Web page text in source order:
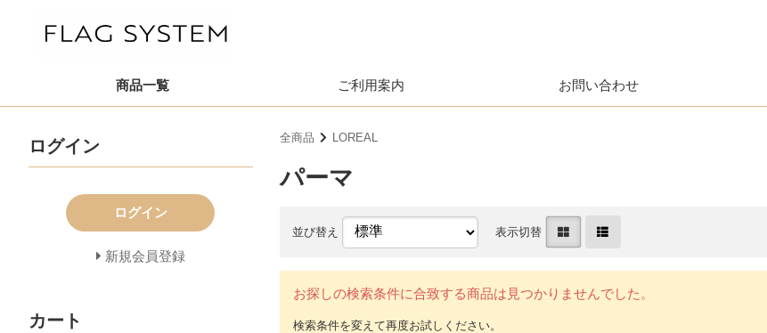
商品一覧 ご利用案内 お問い合わせ
全商品 LOREAL
パーマ
並び替え 表示切替
お探しの検索条件に合致する商品は見つかりませんでした。
ログイン
ログイン
新規会員登録
カート